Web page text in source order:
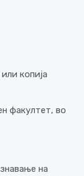
копија
факултет, во
на